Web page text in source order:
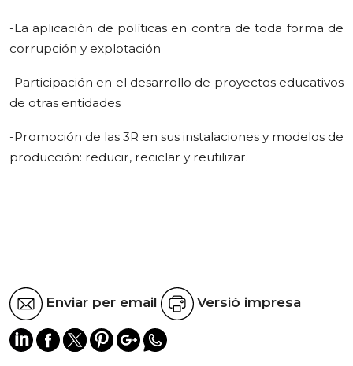
-La aplicación de políticas en contra de toda forma de
corrupción y explotación
-Participación en el desarrollo de proyectos educativos
de otras entidades
-Promoción de las 3R en sus instalaciones y modelos de
producción: reducir, reciclar y reutilizar.
Enviar per email Versió impresa